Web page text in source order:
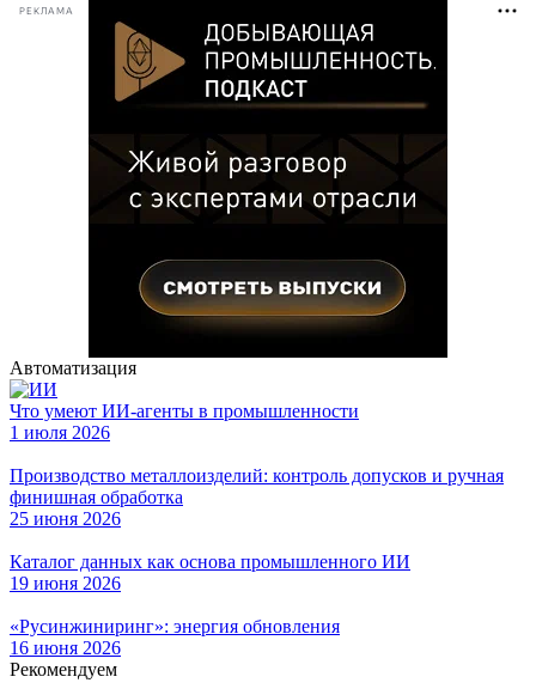
РЕКЛАМА
Автоматизация
Что умеют ИИ-агенты в промышленности
1 июля 2026
Производство металлоизделий: контроль допусков и ручная
финишная обработка
25 июня 2026
Каталог данных как основа промышленного ИИ
19 июня 2026
«Русинжиниринг»: энергия обновления
16 июня 2026
Рекомендуем